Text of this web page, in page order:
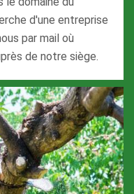
d'une entreprise
par mail où
de notre siège.